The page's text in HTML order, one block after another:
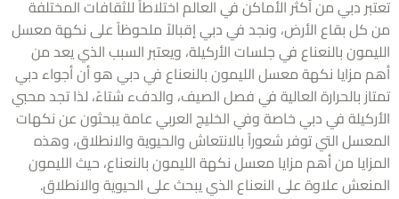
دبي من أكثر الأماكن في العالم اختلاطاً للثقافات المختلفة
بقاع الأرض، ونجد في دبي إقبالاً ملحوظاً على نكهة معسل
بالنعناع في جلسات الأركيلة، ويعتبر السبب الذي يعد من
مزايا نكهة معسل الليمون بالنعناع في دبي هو أن أجواء دبي
بالحرارة العالية في فصل الصيف، والدفء شتاءً، لذا تجد محبي
في دبي خاصة وفي الخليج العربي عامة يبحثون عن نكهات
التي توفر شعوراً بالانتعاش والحيوية والانطلاق، وهذه
من أهم مزايا معسل نكهة الليمون بالنعناع، حيث الليمون
علاوة على النعناع الذي يبحث على الحيوية والانطلاق.